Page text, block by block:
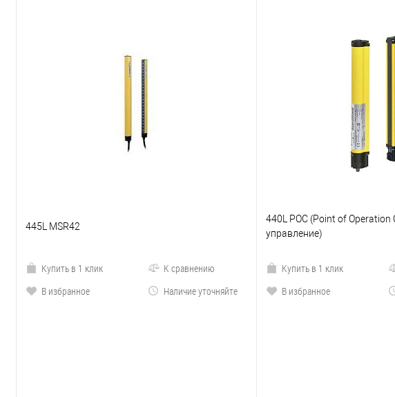
445L MSR42
Купить в 1 клик
К сравнению
В избранное
Наличие уточняйте
440L POC (Point of Operation
управление)
Купить в 1 клик
В избранное